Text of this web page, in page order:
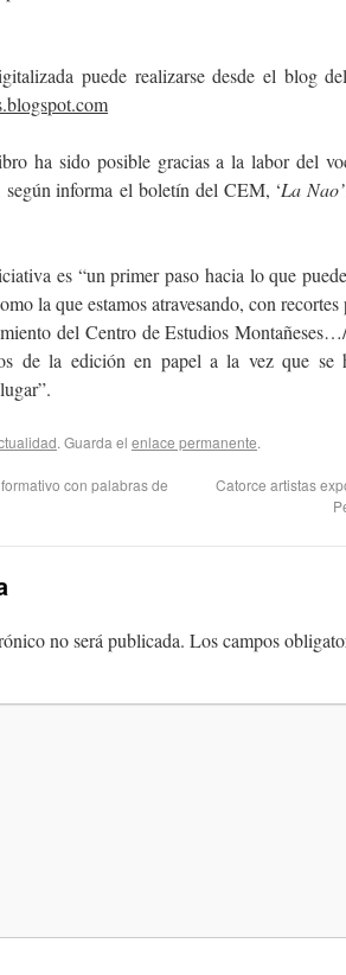
puede realizarse desde el blog
ha sido posible gracias a la labor del
informa el boletín del CEM, ‘La Nao’
es “un primer paso hacia lo que
la que estamos atravesando, con
del Centro de Estudios
de la edición en papel a la vez que se
. Guarda el enlace permanente.
con palabras de
Catorce artistas
no será publicada. Los campos